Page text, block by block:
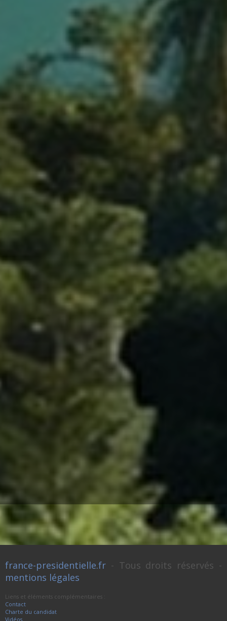
france-presidentielle.fr - Tous droits réservés -
mentions légales
Liens et éléments complémentaires :
Contact
Charte du candidat
Vidéos